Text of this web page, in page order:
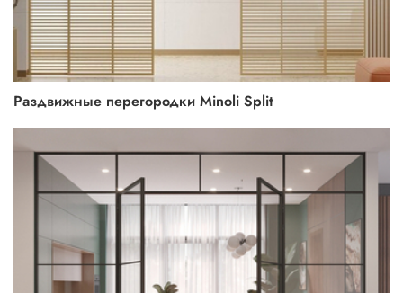
Раздвижные перегородки Minoli Split